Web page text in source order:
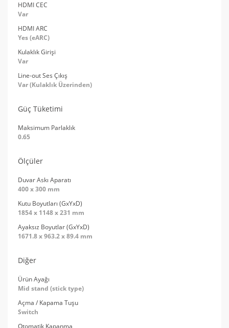
HDMI CEC
Var
HDMI ARC
Yes (eARC)
Kulaklık Girişi
Var
Line-out Ses Çıkış
Var (Kulaklık Üzerinden)
Güç Tüketimi
Maksimum Parlaklık
0.65
Ölçüler
Duvar Askı Aparatı
400 x 300 mm
Kutu Boyutları (GxYxD)
1854 x 1148 x 231 mm
Ayaksız Boyutlar (GxYxD)
1671.8 x 963.2 x 89.4 mm
Diğer
Ürün Ayağı
Mid stand (stick type)
Açma / Kapama Tuşu
Switch
Otomatik Kapanma